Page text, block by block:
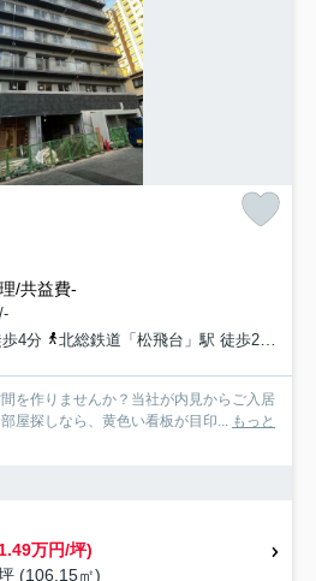
/共益費-
4分
北総鉄道「松飛台」駅 徒歩21分
を作りませんか？当社が内見からご入居
屋探しなら、黄色い看板が目印...
もっと
万円/坪)
(106.15㎡)